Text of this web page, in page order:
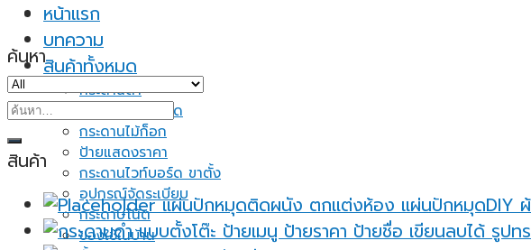
หน้าแรก
บทความ
สินค้าทั้งหมด
กระดานดำ
กระดานไวท์บอร์ด
กระดานไม้ก็อก
ป้ายแสดงราคา
กระดานไวท์บอร์ด ขาตั้ง
อุปกรณ์จัดระเบียบ
กระดาษโน้ต
ของใช้ในบ้าน
ค้นหา
ค้นหา:
สินค้า
แผ่นปักหมุดติดผนัง ตกแต่งห้อง แผ่นปักหมุดDIY ผ้